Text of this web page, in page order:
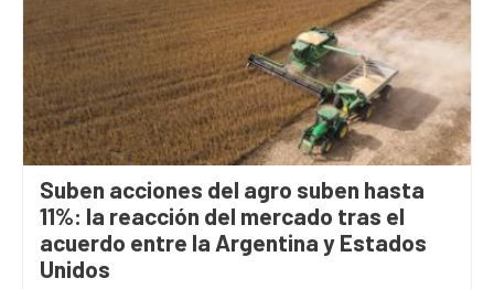
Suben acciones del agro suben hasta
11%: la reacción del mercado tras el
acuerdo entre la Argentina y Estados
Unidos